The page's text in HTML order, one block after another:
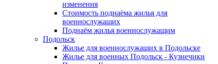
изменения
Стоимость поднаёма жилья для
военнослужащих
Поднаём жилья военнослужащим
Подольск
Жилье для военнослужащих в Подольске
Жилье для военных Подольск - Кузнечики